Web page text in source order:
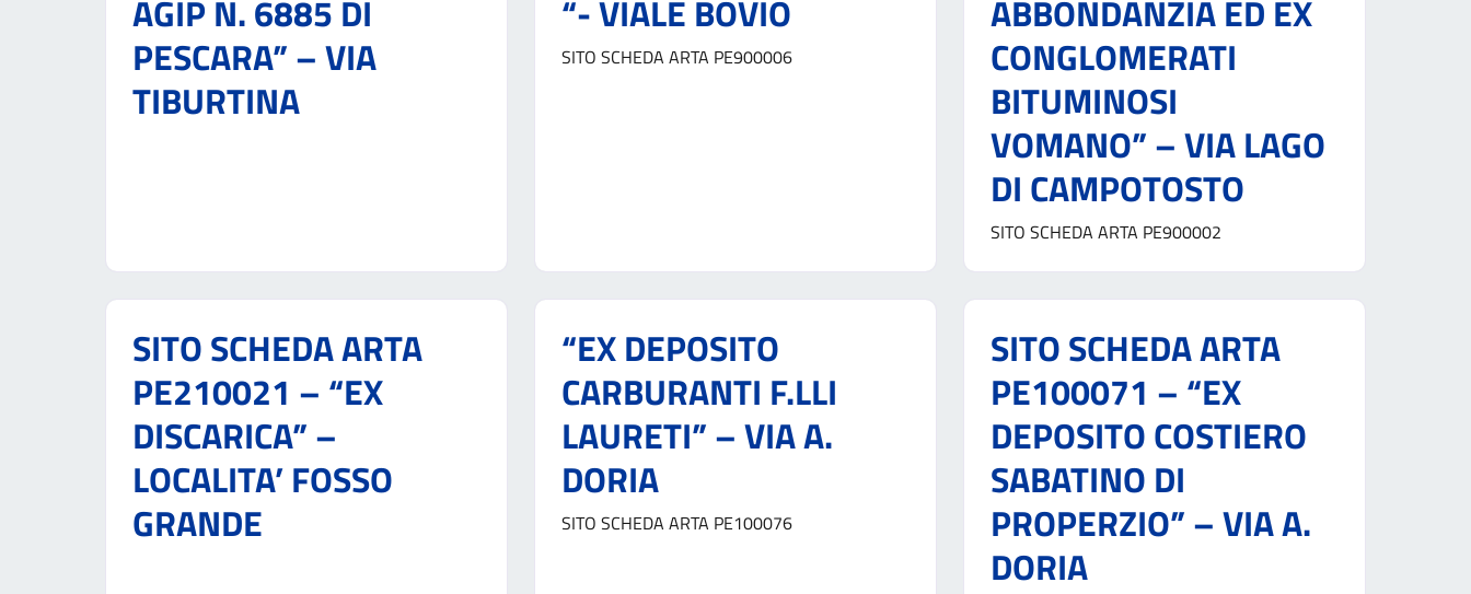
AGIP N. 6885 DI
PESCARA” – VIA
TIBURTINA
“- VIALE BOVIO
SITO SCHEDA ARTA PE900006
ABBONDANZIA ED EX
CONGLOMERATI
BITUMINOSI
VOMANO” – VIA LAGO
DI CAMPOTOSTO
SITO SCHEDA ARTA PE900002
SITO SCHEDA ARTA
PE210021 – “EX
DISCARICA” –
LOCALITA’ FOSSO
GRANDE
“EX DEPOSITO
CARBURANTI F.LLI
LAURETI” – VIA A.
DORIA
SITO SCHEDA ARTA PE100076
SITO SCHEDA ARTA
PE100071 – “EX
DEPOSITO COSTIERO
SABATINO DI
PROPERZIO” – VIA A.
DORIA